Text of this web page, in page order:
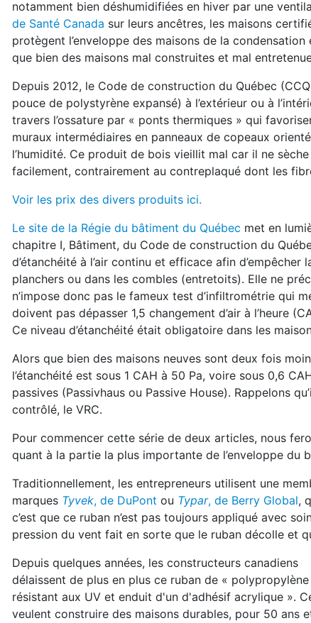
notamment bien déshumidifiées en hiver par une
de Santé Canada sur leurs ancêtres, les maisons
protègent l’enveloppe des maisons de la condensation
que bien des maisons mal construites et mal
Depuis 2012, le Code de construction du Québec
pouce de polystyrène expansé) à l’extérieur ou à
travers l’ossature par « ponts thermiques » qui
muraux intermédiaires en panneaux de copeaux
l’humidité. Ce produit de bois vieillit mal car il ne
facilement, contrairement au contreplaqué dont les
Voir les prix des divers produits ici.
Le site de la Régie du bâtiment du Québec met en
chapitre I, Bâtiment, du Code de construction du
d’étanchéité à l’air continu et efficace afin
planchers ou dans les combles (entretoits). Elle ne
n’impose donc pas le fameux test d’infiltrométrie qui
doivent pas dépasser 1,5 changement d’air à l’heure
Ce niveau d’étanchéité était obligatoire dans les
Alors que bien des maisons neuves sont deux fois
l’étanchéité est sous 1 CAH à 50 Pa, voire sous 0,6
passives (Passivhaus ou Passive House). Rappelons
contrôlé, le VRC.
Pour commencer cette série de deux articles, nous
quant à la partie la plus importante de l’enveloppe du
Traditionnellement, les entrepreneurs utilisent une
marques Tyvek, de DuPont ou Typar, de Berry Global,
c’est que ce ruban n’est pas toujours appliqué avec
pression du vent fait en sorte que le ruban décolle et
Depuis quelques années, les constructeurs canadiens
délaissent de plus en plus ce ruban de « polypropylène
résistant aux UV et enduit d'un d'adhésif acrylique ».
veulent construire des maisons durables, pour 50 ans